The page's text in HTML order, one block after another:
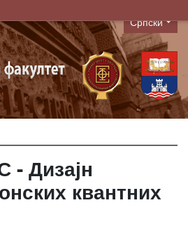
Language
Српски
- Дизајн
квантних